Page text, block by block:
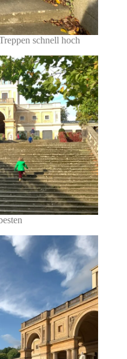
schnell hoch